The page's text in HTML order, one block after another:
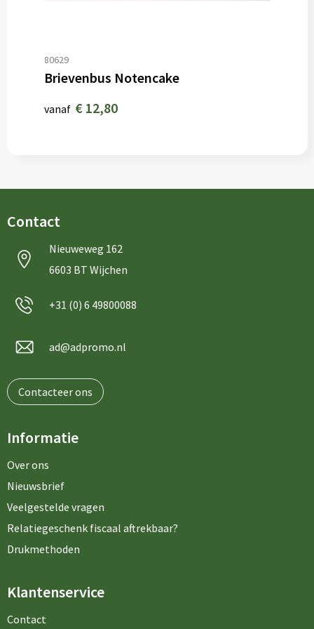
80629
Brievenbus Notencake
vanaf € 12,80
Contact
Nieuweweg 162
6603 BT Wijchen
+31 (0) 6 49800088
ad@adpromo.nl
Contacteer ons
Informatie
Over ons
Nieuwsbrief
Veelgestelde vragen
Relatiegeschenk fiscaal aftrekbaar?
Drukmethoden
Klantenservice
Contact